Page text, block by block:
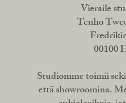
Vieraile
Tenho
00100
Studiomme toimii
että showroomina.